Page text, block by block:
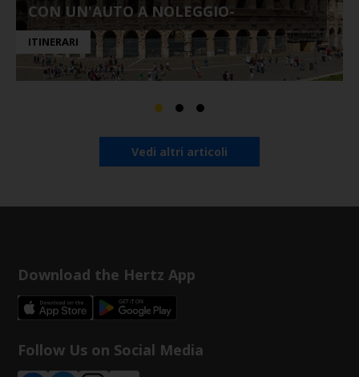
CON UN'AUTO A NOLEGGIO-
ITINERARI
Vedi altri articoli
Download the Hertz App
Follow Us on Social Media